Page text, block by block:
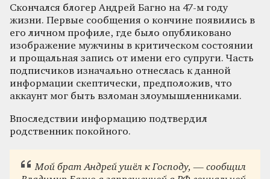
Скончался блогер Андрей Багно на 47-м году
жизни. Первые сообщения о кончине появились в
его личном профиле, где было опубликовано
изображение мужчины в критическом состоянии
и прощальная запись от имени его супруги. Часть
подписчиков изначально отнеслась к данной
информации скептически, предположив, что
аккаунт мог быть взломан злоумышленниками.
Впоследствии информацию подтвердил
родственник покойного.
Мой брат Андрей ушёл к Господу, — сообщил